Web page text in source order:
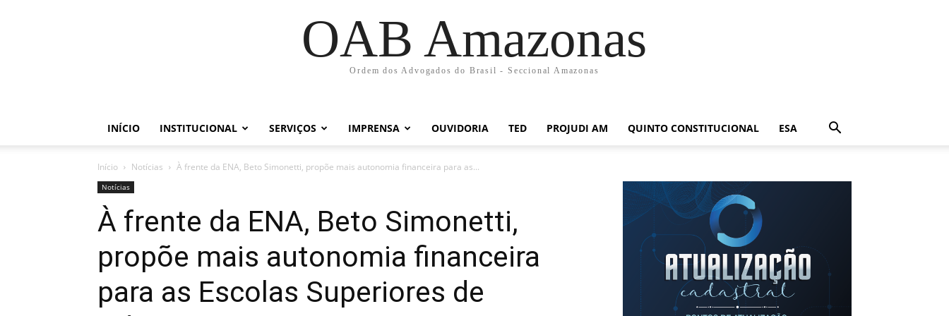
OAB Amazonas
Ordem dos Advogados do Brasil - Seccional Amazonas
INÍCIO INSTITUCIONAL SERVIÇOS IMPRENSA OUVIDORIA TED PROJUDI AM QUINTO CONSTITUCIONAL ESA
Início Notícias À frente da ENA, Beto Simonetti, propõe mais autonomia financeira para as...
Notícias
À frente da ENA, Beto Simonetti,
propõe mais autonomia financeira
para as Escolas Superiores de